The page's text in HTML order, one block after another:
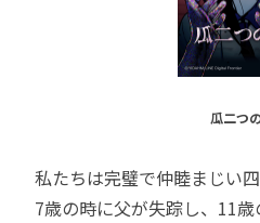
瓜二つ
私たちは完璧で仲睦まじい四
7歳の時に父が失踪し、11